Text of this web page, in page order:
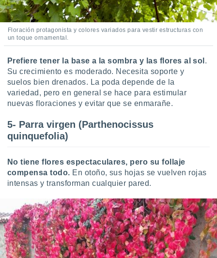
Floración protagonista y colores variados para vestir estructuras con
un toque ornamental.
Prefiere tener la base a la sombra y las flores al sol .
Su crecimiento es moderado. Necesita soporte y
suelos bien drenados. La poda depende de la
variedad, pero en general se hace para estimular
nuevas floraciones y evitar que se enmarañe.
5- Parra virgen (Parthenocissus
quinquefolia)
No tiene flores espectaculares, pero su follaje
compensa todo. En otoño, sus hojas se vuelven rojas
intensas y transforman cualquier pared.